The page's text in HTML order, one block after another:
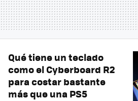
Qué tiene un teclado
como el Cyberboard R2
para costar bastante
más que una PS5